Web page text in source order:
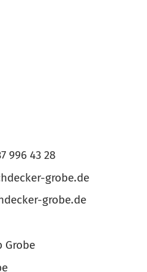
996 43 28
grobe.de
grobe.de
Grobe